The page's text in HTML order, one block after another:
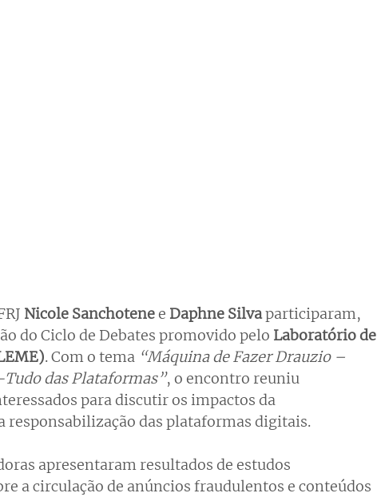
Nicole Sanchotene e Daphne Silva participaram,
do Ciclo de Debates promovido pelo Laboratório de
. Com o tema “Máquina de Fazer Drauzio –
das Plataformas”, o encontro reuniu
para discutir os impactos da
responsabilização das plataformas digitais.
apresentaram resultados de estudos
a circulação de anúncios fraudulentos e conteúdos